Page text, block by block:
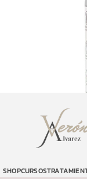
SHOPCURSOS